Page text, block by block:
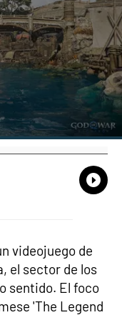
videojuego de
el sector de los
sentido. El foco
'The Legend